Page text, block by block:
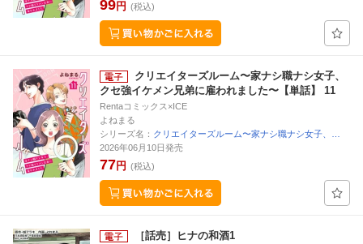
99円 (税込)
クリエイターズルーム〜家ナシ職ナシ女子、
クセ強イケメン兄弟に雇われました〜【単話】 11
Rentaコミックス×ICE
よねまる
シリーズ名： クリエイターズルーム〜家ナシ職ナシ女子、…
2026年06月10日発売
77円 (税込)
［話売］ヒナの和酒1